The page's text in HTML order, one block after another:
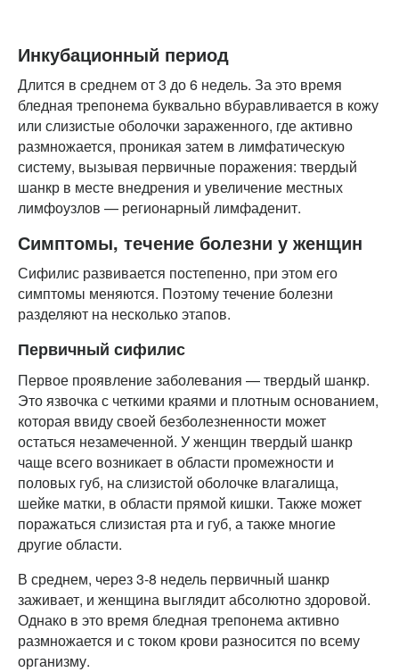
Инкубационный период
Длится в среднем от 3 до 6 недель. За это время
бледная трепонема буквально вбуравливается в кожу
или слизистые оболочки зараженного, где активно
размножается, проникая затем в лимфатическую
систему, вызывая первичные поражения: твердый
шанкр в месте внедрения и увеличение местных
лимфоузлов — регионарный лимфаденит.
Симптомы, течение болезни у женщин
Сифилис развивается постепенно, при этом его
симптомы меняются. Поэтому течение болезни
разделяют на несколько этапов.
Первичный сифилис
Первое проявление заболевания — твердый шанкр.
Это язвочка с четкими краями и плотным основанием,
которая ввиду своей безболезненности может
остаться незамеченной. У женщин твердый шанкр
чаще всего возникает в области промежности и
половых губ, на слизистой оболочке влагалища,
шейке матки, в области прямой кишки. Также может
поражаться слизистая рта и губ, а также многие
другие области.
В среднем, через 3-8 недель первичный шанкр
заживает, и женщина выглядит абсолютно здоровой.
Однако в это время бледная трепонема активно
размножается и с током крови разносится по всему
организму.